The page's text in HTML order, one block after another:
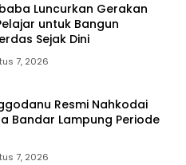
Luncurkan Gerakan
untuk Bangun
Sejak Dini
7, 2026
Resmi Nahkodai
Bandar Lampung Periode
7, 2026